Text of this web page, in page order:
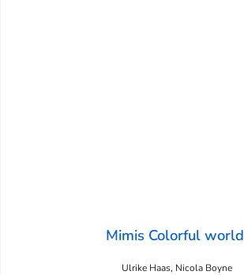
Mimis Colorful world
Ulrike Haas, Nicola Boyne